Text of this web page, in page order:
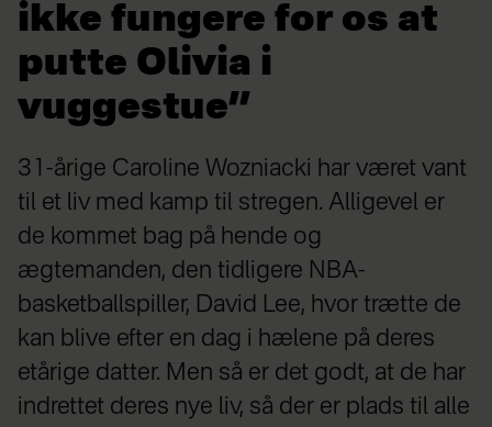
ikke fungere for os at
putte Olivia i
vuggestue”
31-årige Caroline Wozniacki har været vant
til et liv med kamp til stregen. Alligevel er
de kommet bag på hende og
ægtemanden, den tidligere NBA-
basketballspiller, David Lee, hvor trætte de
kan blive efter en dag i hælene på deres
etårige datter. Men så er det godt, at de har
indrettet deres nye liv, så der er plads til alle